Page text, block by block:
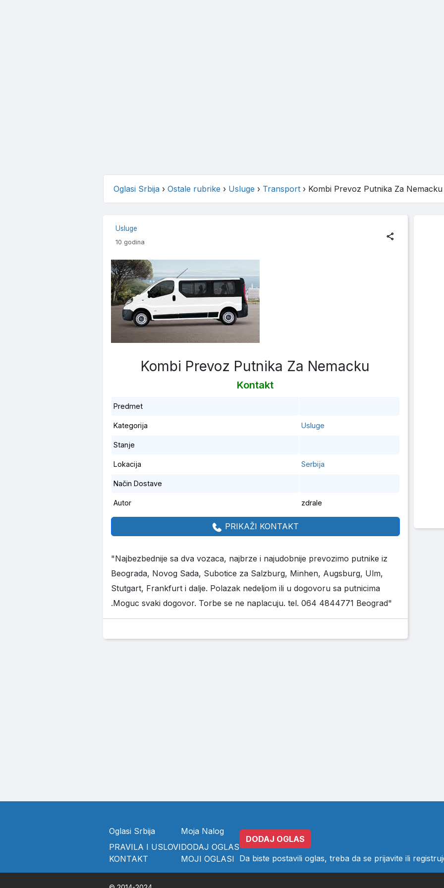
Oglasi Srbija› Ostale rubrike › Usluge › Transport› Kombi Prevoz Putnika Za Nemacku
Usluge
10 godina
Kombi Prevoz Putnika Za Nemacku
Kontakt
Predmet
Kategorija Usluge
Stanje
Lokacija Serbija
Način Dostave
Autor zdrale
PRIKAŽI KONTAKT
"Najbezbednije sa dva vozaca, najbrze i najudobnije prevozimo putnike iz
Beograda, Novog Sada, Subotice za Salzburg, Minhen, Augsburg, Ulm,
Stutgart, Frankfurt i dalje. Polazak nedeljom ili u dogovoru sa putnicima
.Moguc svaki dogovor. Torbe se ne naplacuju. tel. 064 4844771 Beograd"
Oglasi Srbija
PRAVILA I USLOVI
KONTAKT
Moja Nalog
DODAJ OGLAS
MOJI OGLASI
DODAJ OGLAS
Da biste postavili oglas, treba da se prijavite ili